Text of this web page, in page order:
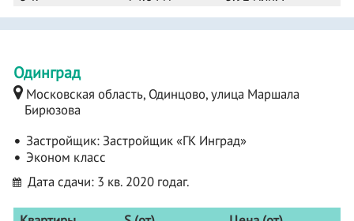
Одинград
Московская область, Одинцово, улица Маршала
Бирюзова
Застройщик:Застройщик «ГК Инград»
Эконом класс
Дата сдачи: 3 кв. 2020 годаг.